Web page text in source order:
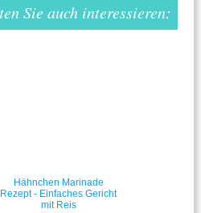
Sie auch interessieren:
Hähnchen Marinade
Rezept - Einfaches Gericht
mit Reis